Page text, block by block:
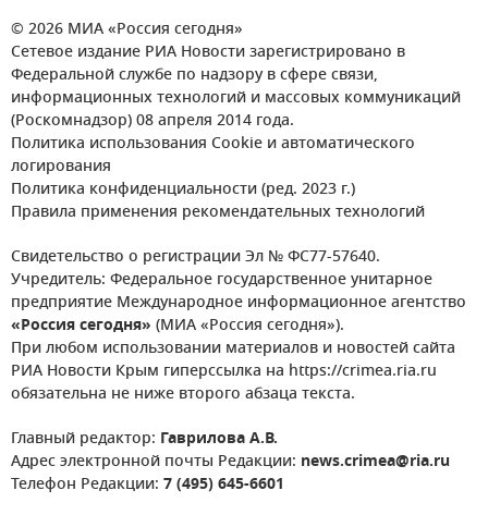
© 2026 МИА «Россия сегодня»
Сетевое издание РИА Новости зарегистрировано в
Федеральной службе по надзору в сфере связи,
информационных технологий и массовых коммуникаций
(Роскомнадзор) 08 апреля 2014 года.
Политика использования Cookie и автоматического
логирования
Политика конфиденциальности (ред. 2023 г.)
Правила применения рекомендательных технологий
Свидетельство о регистрации Эл № ФС77-57640.
Учредитель: Федеральное государственное унитарное
предприятие Международное информационное агентство
«Россия сегодня» (МИА «Россия сегодня»).
При любом использовании материалов и новостей сайта
РИА Новости Крым гиперссылка на https://crimea.ria.ru
обязательна не ниже второго абзаца текста.
Главный редактор: Гаврилова А.В.
Адрес электронной почты Редакции: news.crimea@ria.ru
Телефон Редакции: 7 (495) 645-6601